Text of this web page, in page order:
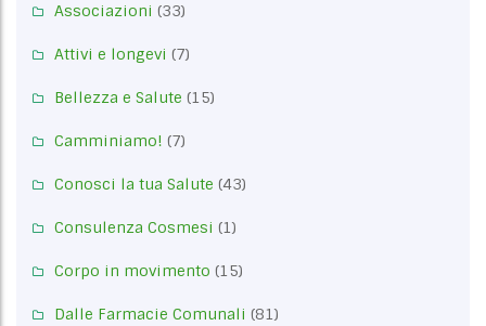
Associazioni (33)
Attivi e longevi (7)
Bellezza e Salute (15)
Camminiamo! (7)
Conosci la tua Salute (43)
Consulenza Cosmesi (1)
Corpo in movimento (15)
Dalle Farmacie Comunali (81)